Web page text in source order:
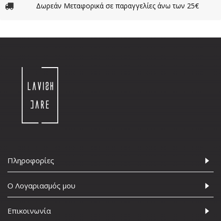
Δωρεάν Μεταφορικά σε παραγγελίες άνω των 25€
Πληροφορίες
Ο Λογαριασμός μου
Επικοινωνία